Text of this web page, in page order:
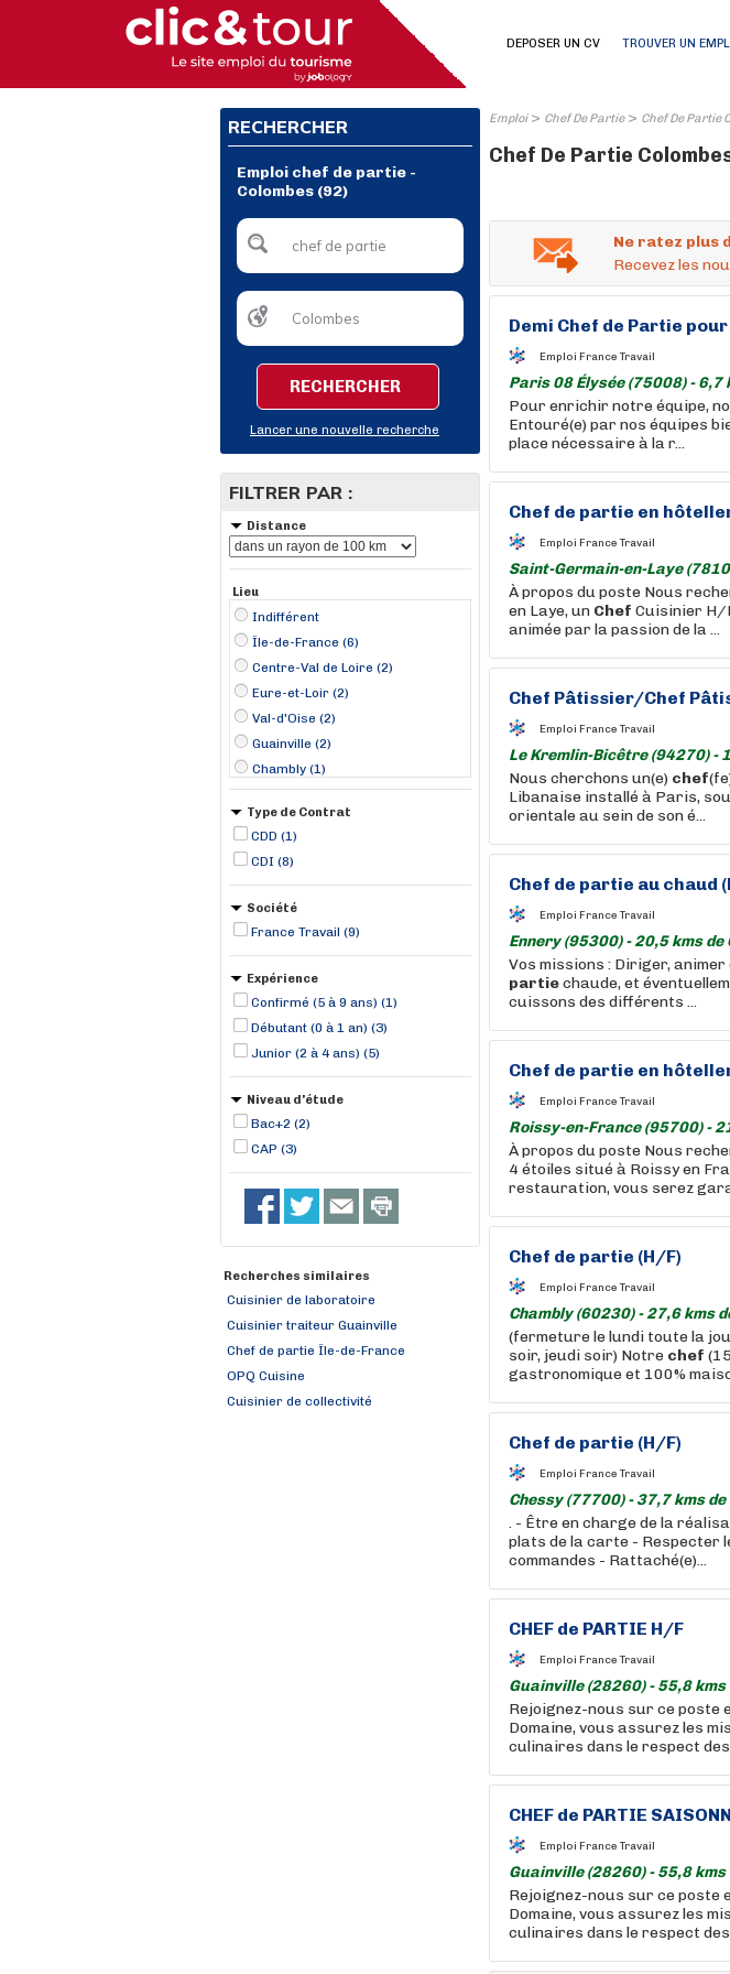
DEPOSER UN CV TROUVER UN
RECHERCHER
Emploi chef de partie -
Colombes (92)
RECHERCHER
Lancer une nouvelle recherche
FILTRER PAR :
Distance
Lieu
Indifférent
Île-de-France (6)
Centre-Val de Loire (2)
Eure-et-Loir (2)
Val-d'Oise (2)
Guainville (2)
Chambly (1)
Chessy (1)
Ennery (1)
Le Kremlin-Bicêtre (1)
Paris 08 Élysée (1)
Type de Contrat
CDD (1)
CDI (8)
Société
France Travail (9)
Expérience
Confirmé (5 à 9 ans) (1)
Débutant (0 à 1 an) (3)
Junior (2 à 4 ans) (5)
Niveau d'étude
Bac+2 (2)
CAP (3)
Recherches similaires
Cuisinier de laboratoire
Cuisinier traiteur Guainville
Chef de partie Île-de-France
OPQ Cuisine
Cuisinier de collectivité
Emploi> Chef De Partie> Chef De Partie
Chef De Partie
Ne ratez plus
Recevez les
Demi Chef de Partie pour
Emploi France Travail
Paris 08 Élysée (75008) - 6,7
Pour enrichir notre équipe,
Entouré(e) par nos équipes
place nécessaire à la r...
Chef de partie en
Emploi France Travail
Saint-Germain-en-Laye
À propos du poste Nous
en Laye, un Chef Cuisinier H/
animée par la passion de la ...
Chef Pâtissier/Chef
Emploi France Travail
Le Kremlin-Bicêtre (94270) -
Nous cherchons un(e) chef
Libanaise installé à Paris,
orientale au sein de son é...
Chef de partie au chaud
Emploi France Travail
Ennery (95300) - 20,5 kms de
Vos missions : Diriger,
partiechaude, et
cuissons des différents ...
Chef de partie en
Emploi France Travail
Roissy-en-France (95700) -
À propos du poste Nous
4 étoiles situé à Roissy en
restauration, vous serez
Chef de partie (H/F)
Emploi France Travail
Chambly (60230) - 27,6 kms
(fermeture le lundi toute la
soir, jeudi soir) Notre chef
gastronomique et 100%
Chef de partie (H/F)
Emploi France Travail
Chessy (77700) - 37,7 kms de
. - Être en charge de la
plats de la carte - Respecter
commandes - Rattaché(e)...
CHEF de PARTIE H/F
Emploi France Travail
Guainville (28260) - 55,8 kms
Rejoignez-nous sur ce poste
Domaine, vous assurez les
culinaires dans le respect
CHEF de PARTIE
Emploi France Travail
Guainville (28260) - 55,8 kms
Rejoignez-nous sur ce poste
Domaine, vous assurez les
culinaires dans le respect